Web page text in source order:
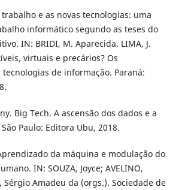
trabalho e as novas tecnologias: uma
informático segundo as teses do
IN: BRIDI, M. Aparecida. LIMA, J.
virtuais e precários? Os
de informação. Paraná:
Big Tech. A ascensão dos dados e a
Paulo: Editora Ubu, 2018.
da máquina e modulação do
IN: SOUZA, Joyce; AVELINO,
Sérgio Amadeu da (orgs.). Sociedade de